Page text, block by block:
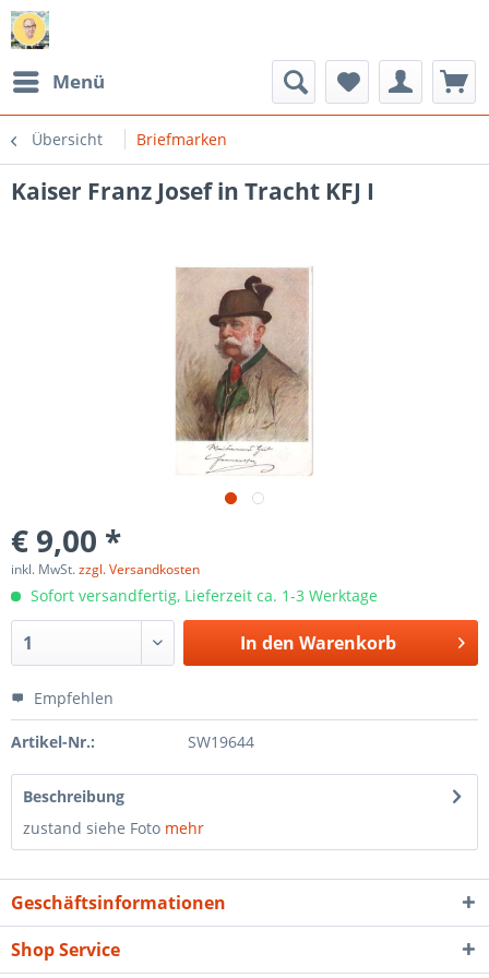
Menü
Übersicht Briefmarken
Kaiser Franz Josef in Tracht KFJ I
€ 9,00 *
inkl. MwSt.zzgl. Versandkosten
Sofort versandfertig, Lieferzeit ca. 1-3 Werktage
In den Warenkorb
Empfehlen
Artikel-Nr.: SW19644
Beschreibung
zustand siehe Foto mehr
Geschäftsinformationen
Shop Service